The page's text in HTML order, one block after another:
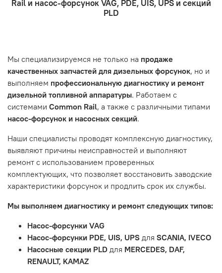
Проверьте правильность ввода информации: позиции
- Отправка по России и СНГ транспортной компанией,
находится в хорошем состоянии и что вы, как клиент,
знакомы с основными правилами обслуживания и
неисправности, вызванные нарушением правил
обслуживания или эксплуатации автомобиля. Если у вас
возникнут проблемы с отремонтированной системой,
мы обязательно разберемся в ситуации и предложим
решение. Однако если проблема вызвана одним из
перечисленных выше факторов, мы не сможем
Гарантия не распространяется на следующие случаи:
Истек гарантийный срок.
Товар является расходным материалом, который
тормозные колодки, диски сцепления, свечи зажигания
Неисправности вызваны ДТП, неправильной установкой
или чрезмерным износом.
Неисправность топливной системы или системы
впуска/выпуска.
Rail и насос-форсунок VAG, PDE, UIS, UPS и секций
PLD
Мы специализируемся не только на продаже
качественных запчастей для дизельных форсунок, но и
выполняем профессиональную диагностику и ремонт
дизельной топливной аппаратуры. Работаем с
системами Common Rail, а также с различными типами
насос-форсунок и насосных секций.
Наши специалисты проводят комплексную диагностику,
выявляют причины неисправностей и выполняют
ремонт с использованием проверенных
комплектующих, что позволяет восстановить заводские
характеристики форсунок и продлить срок их службы.
Мы выполняем диагностику и ремонт следующих типов:
Насос-форсунки VAG
Насос-форсунки PDE, UIS, UPS для SCANIA, IVECO
Насосные секции PLD для MERCEDES, DAF,
RENAULT, KAMAZ